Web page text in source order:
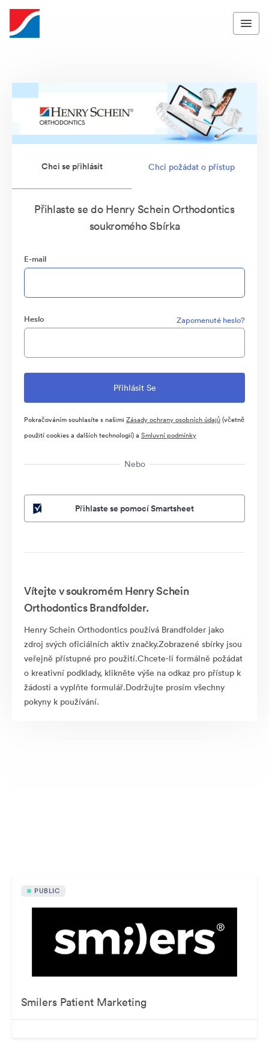
Chci se přihlásit Chci požádat o přístup
Přihlaste se do Henry Schein Orthodontics
soukromého Sbírka
E-mail
Heslo Zapomenuté heslo?
Pokračováním souhlasíte s našimi Zásady ochrany osobních údajů(včetně
použití cookies a dalších technologií) a Smluvní podmínky
Nebo
Přihlaste se pomocí Smartsheet
Vítejte v soukromém Henry Schein
Orthodontics Brandfolder.
Henry Schein Orthodontics používá Brandfolder jako
zdroj svých oficiálních aktiv značky.Zobrazené sbírky jsou
veřejně přístupné pro použití.Chcete-li formálně požádat
o kreativní podklady, klikněte výše na odkaz pro přístup k
žádosti a vyplňte formulář.Dodržujte prosím všechny
pokyny k používání.
PUBLIC
Smilers Patient Marketing